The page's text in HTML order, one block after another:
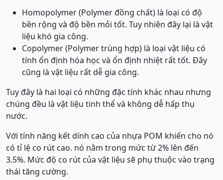
Homopolymer (Polymer đồng chất) là loại có độ
bền rộng và độ bền mỏi tốt. Tuy nhiên đây lại là vật
liệu khó gia công.
Copolymer (Polymer trùng hợp) là loại vật liệu có
tính ổn định hóa học và ổn định nhiệt rất tốt. Đây
cũng là vật liệu rất dễ gia công.
Tuy đây là hai loại có những đặc tính khác nhau nhưng
chúng đều là vật liệu tinh thể và không dễ hấp thụ
nước.
Với tính năng kết dính cao của nhựa POM khiến cho nó
có tỉ lệ co rút cao. nó nằm trong mức từ 2% lên đến
3.5%. Mức độ co rút của vật liệu sẽ phụ thuộc vào trạng
thái tăng cường.